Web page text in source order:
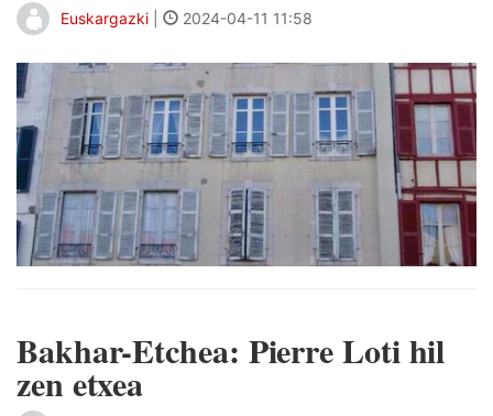
Euskargazki 2024-04-11 11:58
Bakhar-Etchea: Pierre Loti hil
zen etxea